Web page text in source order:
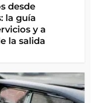
desde
la guía
y a
la salida